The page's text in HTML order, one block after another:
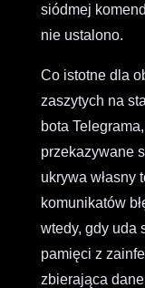
siódmej
nie ustalono.
Co istotne dla
zaszytych na
bota
przekazywane
ukrywa własny
komunikatów
wtedy, gdy uda
pamięci z
zbierająca